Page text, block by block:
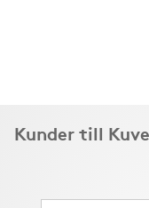
Kunder till